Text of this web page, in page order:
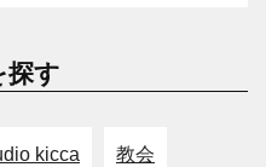
探す
kicca 教会